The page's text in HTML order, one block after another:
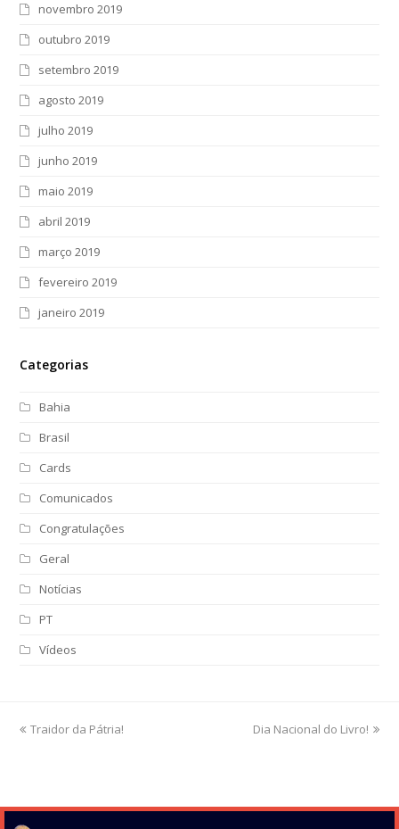
novembro 2019
outubro 2019
setembro 2019
agosto 2019
julho 2019
junho 2019
maio 2019
abril 2019
março 2019
fevereiro 2019
janeiro 2019
Categorias
Bahia
Brasil
Cards
Comunicados
Congratulações
Geral
Notícias
PT
Vídeos
previous
Traidor da Pátria!
next
Dia Nacional do Livro!